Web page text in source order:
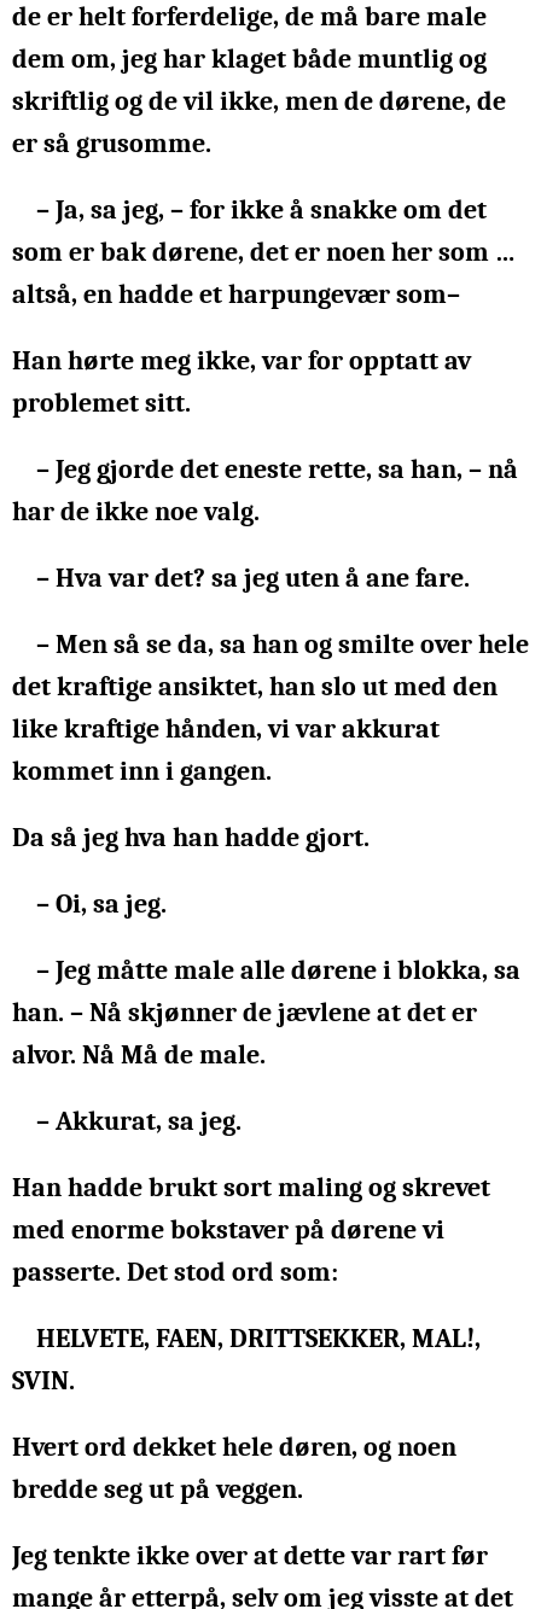
de er helt forferdelige, de må bare male
dem om, jeg har klaget både muntlig og
skriftlig og de vil ikke, men de dørene, de
er så grusomme.
– Ja, sa jeg, – for ikke å snakke om det
som er bak dørene, det er noen her som …
altså, en hadde et harpungevær som–
Han hørte meg ikke, var for opptatt av
problemet sitt.
– Jeg gjorde det eneste rette, sa han, – nå
har de ikke noe valg.
– Hva var det? sa jeg uten å ane fare.
– Men så se da, sa han og smilte over hele
det kraftige ansiktet, han slo ut med den
like kraftige hånden, vi var akkurat
kommet inn i gangen.
Da så jeg hva han hadde gjort.
– Oi, sa jeg.
– Jeg måtte male alle dørene i blokka, sa
han. – Nå skjønner de jævlene at det er
alvor. Nå Må de male.
– Akkurat, sa jeg.
Han hadde brukt sort maling og skrevet
med enorme bokstaver på dørene vi
passerte. Det stod ord som:
HELVETE, FAEN, DRITTSEKKER, MAL!,
SVIN.
Hvert ord dekket hele døren, og noen
bredde seg ut på veggen.
Jeg tenkte ikke over at dette var rart før
mange år etterpå, selv om jeg visste at det